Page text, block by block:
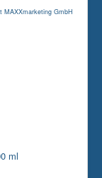
MAXXmarketing GmbH
ml